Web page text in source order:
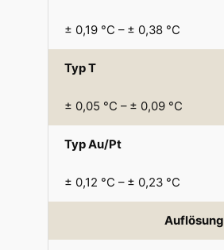
± 0,19 °C – ± 0,38 °C
Typ T
± 0,05 °C – ± 0,09 °C
Typ Au/Pt
± 0,12 °C – ± 0,23 °C
Auflösung